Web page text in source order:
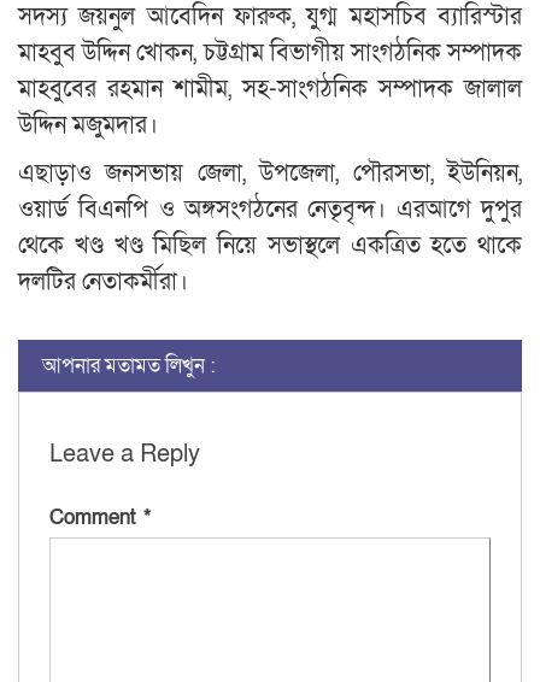
সদস্য জয়নুল আবেদিন ফারুক, যুগ্ম মহাসচিব ব্যারিস্টার
মাহবুব উদ্দিন খোকন, চট্টগ্রাম বিভাগীয় সাংগঠনিক সম্পাদক
মাহবুবের রহমান শামীম, সহ-সাংগঠনিক সম্পাদক জালাল
উদ্দিন মজুমদার।
এছাড়াও জনসভায় জেলা, উপজেলা, পৌরসভা, ইউনিয়ন,
ওয়ার্ড বিএনপি ও অঙ্গসংগঠনের নেতৃবৃন্দ। এরআগে দুপুর
থেকে খণ্ড খণ্ড মিছিল নিয়ে সভাস্থলে একত্রিত হতে থাকে
দলটির নেতাকর্মীরা।
আপনার মতামত লিখুন :
Leave a Reply
Comment *